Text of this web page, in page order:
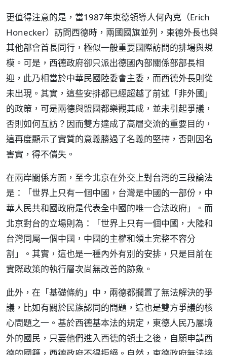
更值得注意的是，當1987年東德領導人何內克（Erich
Honecker）訪問西德時，兩國國旗並列，東德外長也與
其他部會首長同行，極似一般重要國際訪問的排場與規
模。可是，西德政府卻只派出德國內部關係部部長相
迎，此乃相當於中華民國陸委會主委，而西德外長則從
未出現。其實，這些安排都已經超越了前述「非外國」
的政策，可是兩德與盟國都樂觀其成，並未引起爭議，
否則如何互訪？因而雙方達成了高層交流的重要目的，
這再度顯示了實質的意義勝過了名義的堅持，否則因名
害實，得不償失。
在兩岸關係方面，至今北京在外交上對台灣的三段論法
是：「世界上只有一個中國，台灣是中國的一部份，中
華人民共和國政府是代表全中國的唯一合法政府」。而
北京對台的立場則為：「世界上只有一個中國，大陸和
台灣同屬一個中國，中國的主權和領土完整不容分
割」。其實，這也是一種內外有別的安排，只是目前在
實際政策的執行層次尚無改善的跡象。
此外，在「基礎條約」中，兩德都擱置了無法解決的爭
議，比如有關於民族認同的問題，這也是雙方爭議的核
心問題之一。基於西德基本法的規定，東德人民乃屬境
外的國民，只要他們進入西德的領土之後，自願申請西